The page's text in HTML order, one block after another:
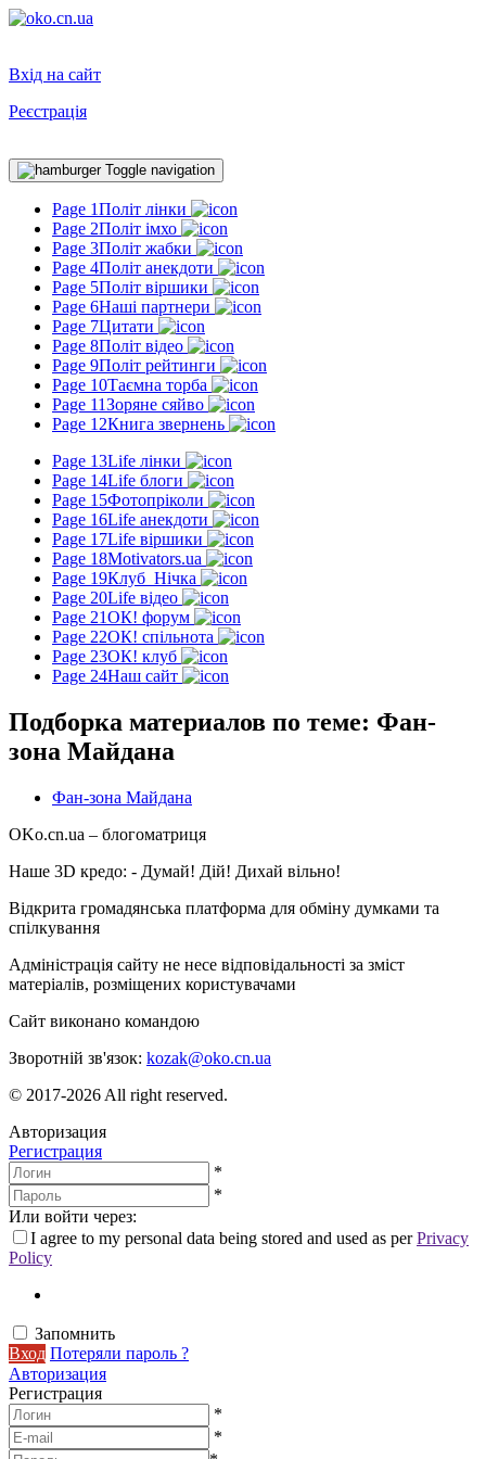
Вхід на сайт
Реєстрація
Toggle navigation
Page 1Політ лінки
Page 2Політ імхо
Page 3Політ жабки
Page 4Політ анекдоти
Page 5Політ віршики
Page 6Наші партнери
Page 7Цитати
Page 8Політ відео
Page 9Політ рейтинги
Page 10Таємна торба
Page 11Зоряне сяйво
Page 12Книга звернень
Page 13Life лінки
Page 14Life блоги
Page 15Фотопріколи
Page 16Life анекдоти
Page 17Life віршики
Page 18Motivators.ua
Page 19Клуб_Нічка
Page 20Life відео
Page 21ОК! форум
Page 22ОК! спільнота
Page 23ОК! клуб
Page 24Наш сайт
Подборка материалов по теме: Фан-
зона Майдана
Фан-зона Майдана
OKo.cn.ua – блогоматриця
Наше 3D кредо: - Думай! Дій! Дихай вільно!
Відкрита громадянська платформа для обміну думками та
спілкування
Адміністрація сайту не несе відповідальності за зміст
матеріалів, розміщених користувачами
Сайт виконано командою
Зворотній зв'язок: kozak@oko.cn.ua
© 2017-2026 All right reserved.
Авторизация
Регистрация
*
*
Или войти через:
I agree to my personal data being stored and used as perPrivacy
Policy
Запомнить
Вход Потеряли пароль ?
Авторизация
Регистрация
*
*